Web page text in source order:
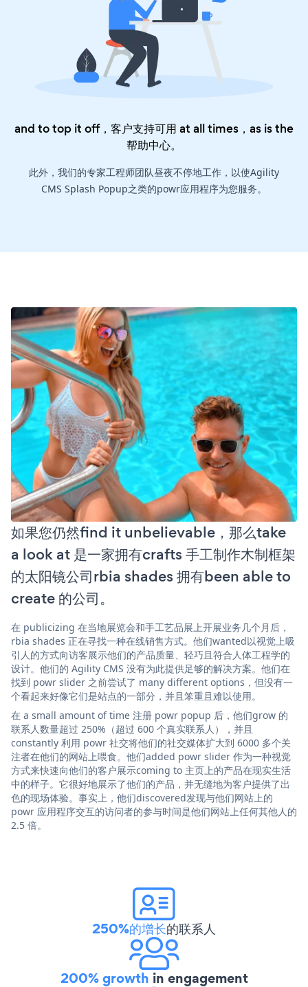
and to top it off，客户支持可用 at all times，as is the
帮助中心。
此外，我们的专家工程师团队昼夜不停地工作，以使Agility
CMS Splash Popup之类的powr应用程序为您服务。
如果您仍然find it unbelievable，那么take
a look at 是一家拥有crafts 手工制作木制框架
的太阳镜公司rbia shades 拥有been able to
create 的公司。
在 publicizing 在当地展览会和手工艺品展上开展业务几个月后，
rbia shades 正在寻找一种在线销售方式。他们wanted以视觉上吸
引人的方式向访客展示他们的产品质量、轻巧且符合人体工程学的
设计。他们的 Agility CMS 没有为此提供足够的解决方案。他们在
找到 powr slider 之前尝试了 many different options，但没有一
个看起来好像它们是站点的一部分，并且笨重且难以使用。
在 a small amount of time 注册 powr popup 后，他们grow 的
联系人数量超过 250%（超过 600 个真实联系人），并且
constantly 利用 powr 社交将他们的社交媒体扩大到 6000 多个关
注者在他们的网站上喂食。他们added powr slider 作为一种视觉
方式来快速向他们的客户展示coming to 主页上的产品在现实生活
中的样子。它很好地展示了他们的产品，并无缝地为客户提供了出
色的现场体验。事实上，他们discovered发现与他们网站上的
powr 应用程序交互的访问者的参与时间是他们网站上任何其他人的
2.5 倍。
250%的增长的联系人
200% growth in engagement